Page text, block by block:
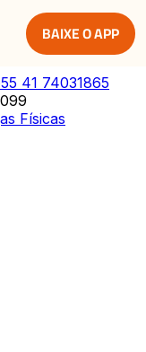
BAIXE O APP
55 41 74031865
Físicas